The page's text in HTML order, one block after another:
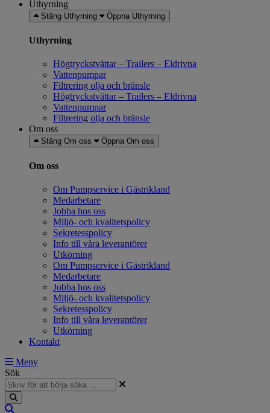
Uthyrning
Stäng Uthyrning Öppna Uthyrning
Uthyrning
Högtryckstvättar – Trailers – Eldrivna
Vattenpumpar
Filtrering olja och bränsle
Högtryckstvättar – Trailers – Eldrivna
Vattenpumpar
Filtrering olja och bränsle
Om oss
Stäng Om oss Öppna Om oss
Om oss
Om Pumpservice i Gästrikland
Medarbetare
Jobba hos oss
Miljö- och kvalitetspolicy
Sekretesspolicy
Info till våra leverantörer
Utkörning
Om Pumpservice i Gästrikland
Medarbetare
Jobba hos oss
Miljö- och kvalitetspolicy
Sekretesspolicy
Info till våra leverantörer
Utkörning
Kontakt
Meny
Sök